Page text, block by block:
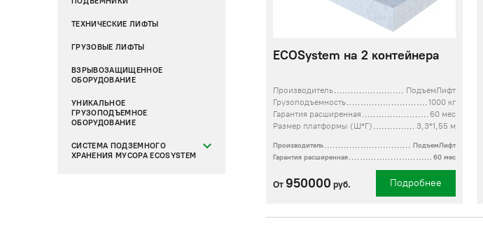
ТЕХНИЧЕСКИЕ ЛИФТЫ
ГРУЗОВЫЕ ЛИФТЫ
ВЗРЫВОЗАЩИЩЕННОЕ
ОБОРУДОВАНИЕ
УНИКАЛЬНОЕ
ГРУЗОПОДЪЕМНОЕ
ОБОРУДОВАНИЕ
СИСТЕМА ПОДЗЕМНОГО
ХРАНЕНИЯ МУСОРА ECOSYSTEM
ECOSystem на 2 контейнера
Производитель
ПодъемЛифт
Грузоподъемность
1000 кг
Гарантия расширенная
60 мес
Размер платформы (Ш*Г)
3,3*1,55 м
Производитель
ПодъемЛифт
Гарантия расширенная
60 мес
От 950000 руб. Подробнее